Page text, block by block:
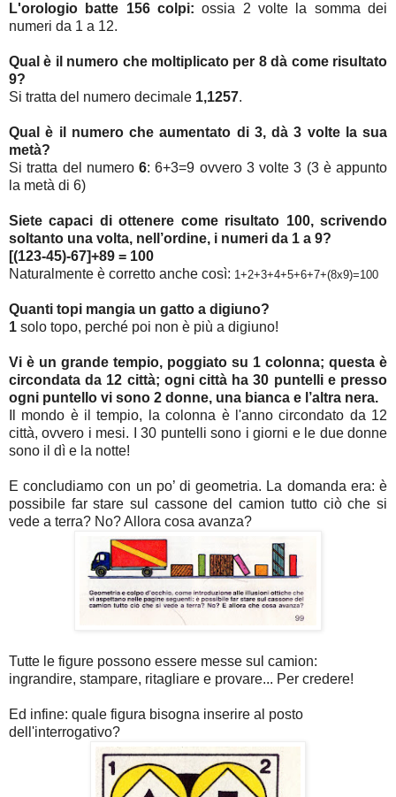
L'orologio batte 156 colpi:ossia 2 volte la somma dei
numeri da 1 a 12.
Qual è il numero che moltiplicato per 8 dà come risultato
9?
Si tratta del numero decimale 1,1257.
Qual è il numero che aumentato di 3, dà 3 volte la sua
metà?
Si tratta del numero 6: 6+3=9 ovvero 3 volte 3 (3 è appunto
la metà di 6)
Siete capaci di ottenere come risultato 100, scrivendo
soltanto una volta, nell’ordine, i numeri da 1 a 9?
[(123-45)-67]+89 = 100
Naturalmente è corretto anche così: 1+2+3+4+5+6+7+(8x9)=100
Quanti topi mangia un gatto a digiuno?
1 solo topo, perché poi non è più a digiuno!
Vi è un grande tempio, poggiato su 1 colonna; questa è
circondata da 12 città; ogni città ha 30 puntelli e presso
ogni puntello vi sono 2 donne, una bianca e l’altra nera.
Il mondo è il tempio, la colonna è l'anno circondato da 12
città, ovvero i mesi. I 30 puntelli sono i giorni e le due donne
sono il dì e la notte!
E concludiamo con un po’ di geometria. La domanda era: è
possibile far stare sul cassone del camion tutto ciò che si
vede a terra? No? Allora cosa avanza?
Tutte le figure possono essere messe sul camion:
ingrandire, stampare, ritagliare e provare... Per credere!
Ed infine: quale figura bisogna inserire al posto
dell'interrogativo?